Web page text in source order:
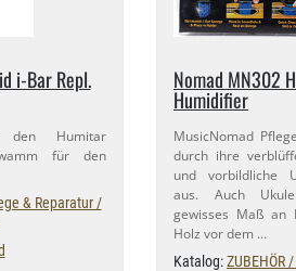
i-​Bar Repl.
den Humitar
für den
& Reparatur /
Nomad MN302
Humidifier
MusicNomad
durch ihre
und vorbildliche
aus. Auch
gewisses Maß an
Holz vor dem …
Katalog:ZUBEHÖR